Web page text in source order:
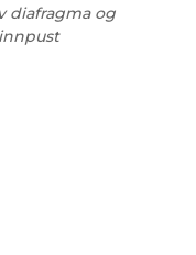
diafragma og